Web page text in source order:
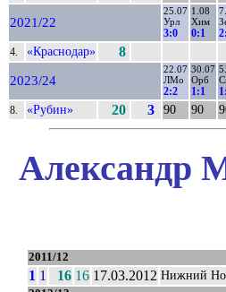
2021/22
25.07
Урл
3:0
1.08
Хим
0:1
4. «Краснодар» 8
2023/24
22.07
ЛМо
2:2
30.07
Орб
1:1
8. «Рубин» 20 3 90 90
Александр
2011/12
1 1 16 16 17.03.2012 Нижний